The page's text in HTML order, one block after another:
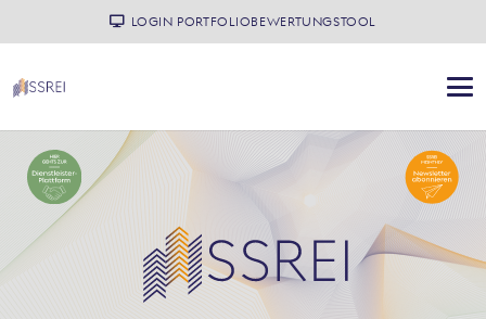
LOGIN PORTFOLIOBEWERTUNGSTOOL